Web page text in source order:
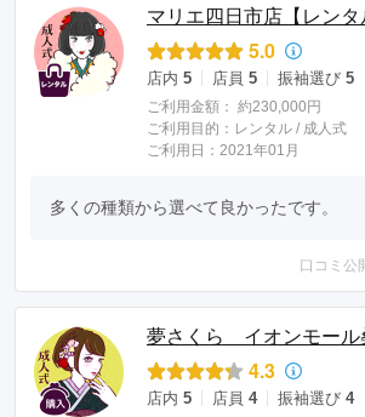
マリエ四日市店【レンタ
5.0
店内 5 店員 5 振袖選び 5
ご利用金額： 約230,000円
ご利用目的： レンタル / 成人式
ご利用日：2021年01月
多くの種類から選べて良かったです。
口コミ公
夢さくら イオンモール
4.3
店内 5 店員 4 振袖選び 4